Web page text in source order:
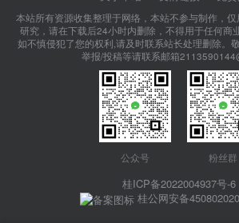
本站所有资源收集整理于网络，本站不参与制作，
研究，请在下载后24小时内删除，不得用于任何商
如不慎侵犯了您的权利,请及时联系站长处理删除。
举报/投稿等请联系邮箱
公众号 粉丝群
桂ICP备2022004937号-6
桂公网安备